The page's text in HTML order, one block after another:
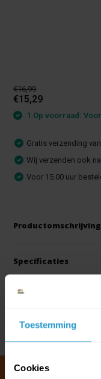
Toestemming
Cookies
€16,99
€15,29
1 Op voorraad:
Gratis verzending
Wij verzenden ook
Voor 15.00 uur
Productomschrijving
Specificaties
Reviews
Delen